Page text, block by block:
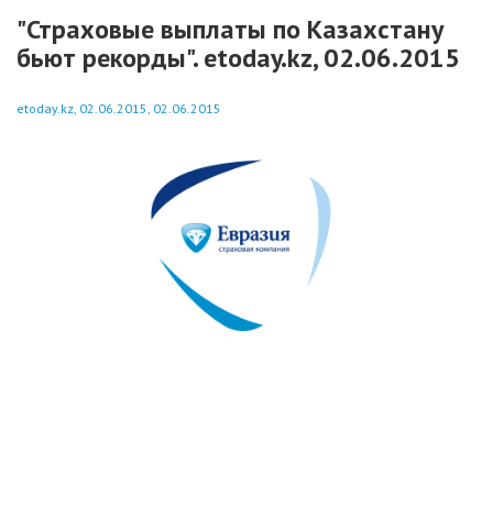
"Страховые выплаты по Казахстану
бьют рекорды". etoday.kz, 02.06.2015
etoday.kz, 02.06.2015, 02.06.2015